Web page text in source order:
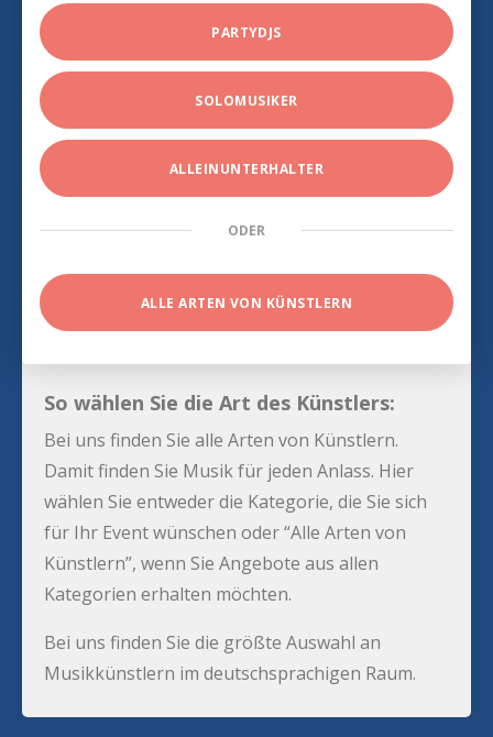
PARTYDJS
SOLOMUSIKER
ALLEINUNTERHALTER
ODER
ALLE ARTEN VON KÜNSTLERN
So wählen Sie die Art des Künstlers:
Bei uns finden Sie alle Arten von Künstlern.
Damit finden Sie Musik für jeden Anlass. Hier
wählen Sie entweder die Kategorie, die Sie sich
für Ihr Event wünschen oder “Alle Arten von
Künstlern”, wenn Sie Angebote aus allen
Kategorien erhalten möchten.
Bei uns finden Sie die größte Auswahl an
Musikkünstlern im deutschsprachigen Raum.